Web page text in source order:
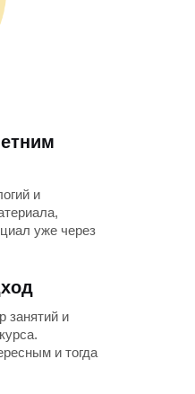
и
уже через
занятий и
и тогда